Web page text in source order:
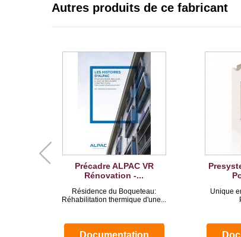
Autres produits de ce fabricant
Précadre ALPAC VR
Rénovation -...
Résidence du Boqueteau:
Réhabilitation thermique d'une...
Documentation
Unique